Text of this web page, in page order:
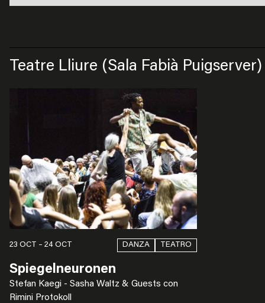
Teatre Lliure (Sala Fabià Puigserver)
23 OCT – 24 OCT DANZA TEATRO
Spiegelneuronen
Stefan Kaegi - Sasha Waltz & Guests con
Rimini Protokoll